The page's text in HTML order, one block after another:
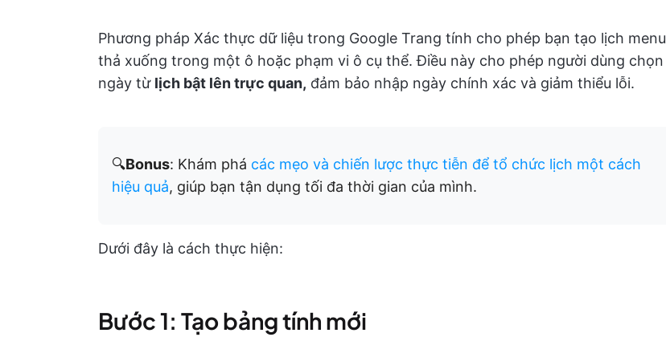
Phương pháp Xác thực dữ liệu trong Google Trang tính cho phép bạn tạo lịch menu
thả xuống trong một ô hoặc phạm vi ô cụ thể. Điều này cho phép người dùng chọn
ngày từ lịch bật lên trực quan, đảm bảo nhập ngày chính xác và giảm thiểu lỗi.
🔍Bonus: Khám phá các mẹo và chiến lược thực tiễn để tổ chức lịch một cách
hiệu quả, giúp bạn tận dụng tối đa thời gian của mình.
Dưới đây là cách thực hiện:
Bước 1: Tạo bảng tính mới